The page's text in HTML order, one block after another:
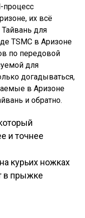
процесс
их всё
для
TSMC в Аризоне
по передовой
для
догадываться,
в Аризоне
и обратно.
и точнее
курьих ножках
в прыжке